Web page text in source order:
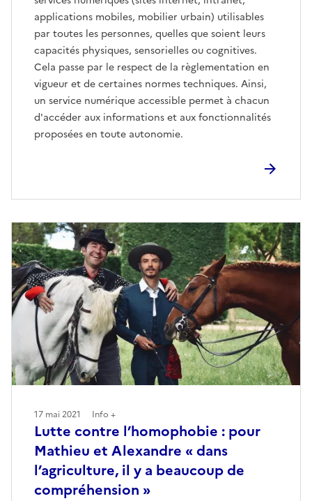
applications mobiles, mobilier urbain) utilisables
par toutes les personnes, quelles que soient leurs
capacités physiques, sensorielles ou cognitives.
Cela passe par le respect de la règlementation en
vigueur et de certaines normes techniques. Ainsi,
un service numérique accessible permet à chacun
d'accéder aux informations et aux fonctionnalités
proposées en toute autonomie.
Lutte contre l’homophobie : pour
Mathieu et Alexandre « dans
l’agriculture, il y a beaucoup de
compréhension »
17 mai 2021 Info +